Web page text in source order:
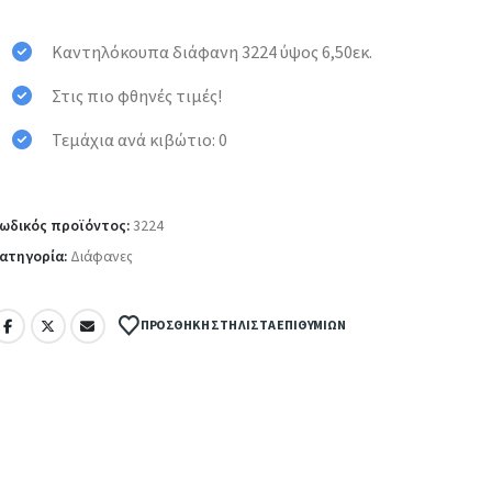
Καντηλόκουπα διάφανη 3224 ύψος 6,50εκ.
Στις πιο φθηνές τιμές!
Τεμάχια ανά κιβώτιο: 0
προϊόντος:3224
Διάφανες
ΠΡΟΣΘΉΚΗ ΣΤΗ ΛΊΣΤΑ ΕΠΙΘΥΜΙΏΝ